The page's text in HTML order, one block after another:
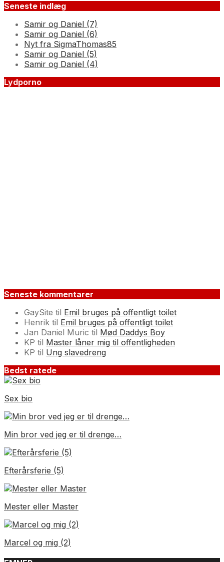
Seneste indlæg
Samir og Daniel (7)
Samir og Daniel (6)
Nyt fra SigmaThomas85
Samir og Daniel (5)
Samir og Daniel (4)
Lydporno
Seneste kommentarer
GaySite til Emil bruges på offentligt toilet
Henrik til Emil bruges på offentligt toilet
Jan Daniel Muric til Mød Daddys Boy
KP til Master låner mig til offentligheden
KP til Ung slavedreng
Bedst ratede
Sex bio
Min bror ved jeg er til drenge…
Efterårsferie (5)
Mester eller Master
Marcel og mig (2)